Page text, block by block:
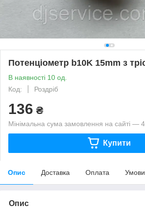
Потенціометр b10K 15mm з
В наявності 10 од.
Код:
Роздріб
136 ₴
Мінімальна сума замовлення на сайті —
Купити
Опис Доставка Оплата
Опис